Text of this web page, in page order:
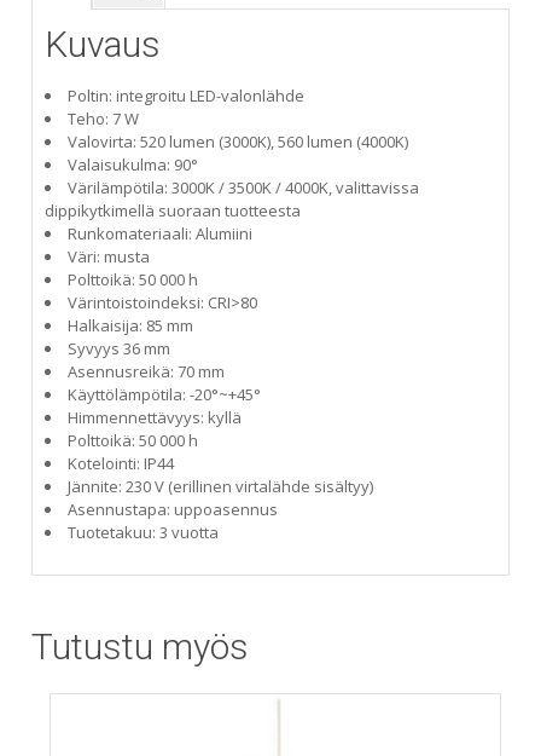
Kuvaus
Poltin: integroitu LED-valonlähde
Teho: 7 W
Valovirta: 520 lumen (3000K), 560 lumen (4000K)
Valaisukulma: 90°
Värilämpötila: 3000K / 3500K / 4000K, valittavissa
dippikytkimellä suoraan tuotteesta
Runkomateriaali: Alumiini
Väri: musta
Polttoikä: 50 000 h
Värintoistoindeksi: CRI>80
Halkaisija: 85 mm
Syvyys 36 mm
Asennusreikä: 70 mm
Käyttölämpötila: -20°~+45°
Himmennettävyys: kyllä
Polttoikä: 50 000 h
Kotelointi: IP44
Jännite: 230 V (erillinen virtalähde sisältyy)
Asennustapa: uppoasennus
Tuotetakuu: 3 vuotta
Tutustu myös